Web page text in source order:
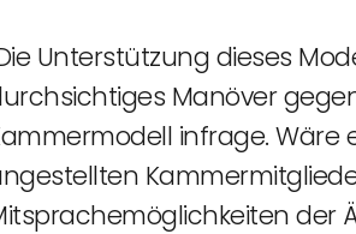
Unterstützung dieses
Manöver
infrage. Wäre
der